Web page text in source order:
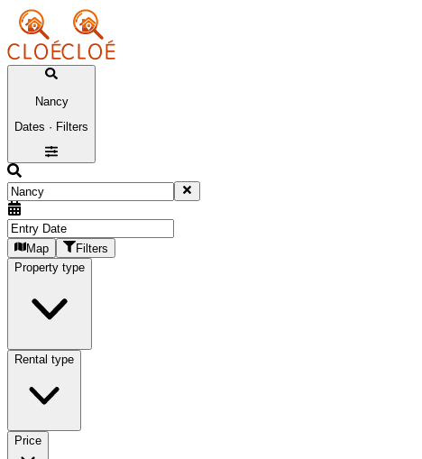
Nancy
Dates · Filters
Map
Filters
Property type
Rental type
Price